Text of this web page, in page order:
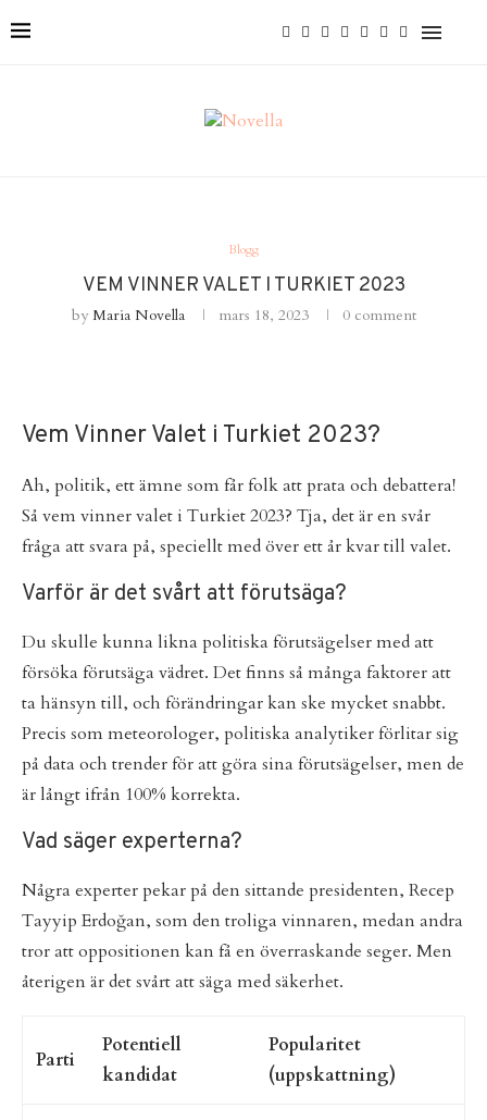
Blogg
VEM VINNER VALET I TURKIET 2023
byMaria Novella mars 18, 2023 0 comment
Vem Vinner Valet i Turkiet 2023?
Ah, politik, ett ämne som får folk att prata och debattera!
Så vem vinner valet i Turkiet 2023? Tja, det är en svår
fråga att svara på, speciellt med över ett år kvar till valet.
Varför är det svårt att förutsäga?
Du skulle kunna likna politiska förutsägelser med att
försöka förutsäga vädret. Det finns så många faktorer att
ta hänsyn till, och förändringar kan ske mycket snabbt.
Precis som meteorologer, politiska analytiker förlitar sig
på data och trender för att göra sina förutsägelser, men de
är långt ifrån 100% korrekta.
Vad säger experterna?
Några experter pekar på den sittande presidenten, Recep
Tayyip Erdoğan, som den troliga vinnaren, medan andra
tror att oppositionen kan få en överraskande seger. Men
återigen är det svårt att säga med säkerhet.
Parti
Potentiell
kandidat
Popularitet
(uppskattning)